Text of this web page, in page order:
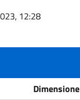
12:28
Dimensione